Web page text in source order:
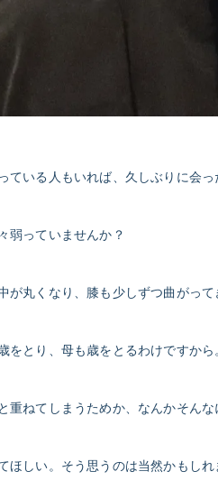
ている人もいれば、久しぶりに会っ
弱っていませんか？
が丸くなり、膝も少しずつ曲がっ
をとり、母も歳をとるわけですから
重ねてしまうためか、なんかそん
ほしい。そう思うのは当然かもしれ